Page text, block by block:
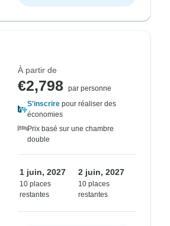
À partir de
€2,798
par personne
S'inscrire pour réaliser des
économies
Prix basé sur une chambre
double
1 juin, 2027
10 places
restantes
2 juin, 2027
10 places
restantes